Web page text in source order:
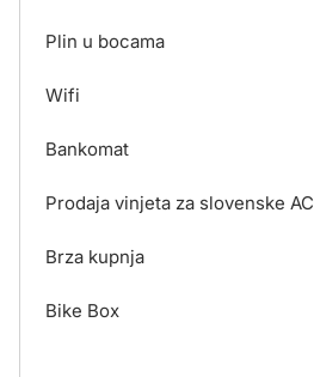
Plin u bocama
Wifi
Bankomat
Prodaja vinjeta za slovenske AC
Brza kupnja
Bike Box